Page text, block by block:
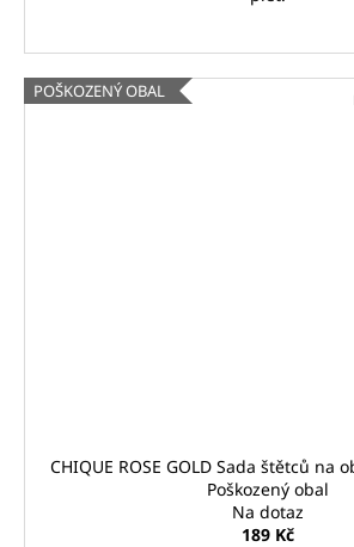
POŠKOZENÝ OBAL
CHIQUE ROSE GOLD Sada štětců na
Poškozený obal
Na dotaz
189 Kč